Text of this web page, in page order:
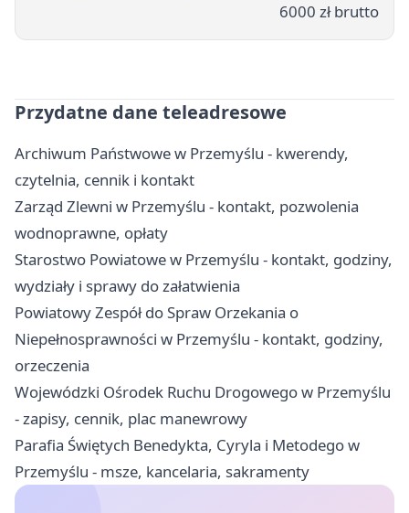
6000 zł brutto
Przydatne dane teleadresowe
Archiwum Państwowe w Przemyślu - kwerendy,
czytelnia, cennik i kontakt
Zarząd Zlewni w Przemyślu - kontakt, pozwolenia
wodnoprawne, opłaty
Starostwo Powiatowe w Przemyślu - kontakt, godziny,
wydziały i sprawy do załatwienia
Powiatowy Zespół do Spraw Orzekania o
Niepełnosprawności w Przemyślu - kontakt, godziny,
orzeczenia
Wojewódzki Ośrodek Ruchu Drogowego w Przemyślu
- zapisy, cennik, plac manewrowy
Parafia Świętych Benedykta, Cyryla i Metodego w
Przemyślu - msze, kancelaria, sakramenty